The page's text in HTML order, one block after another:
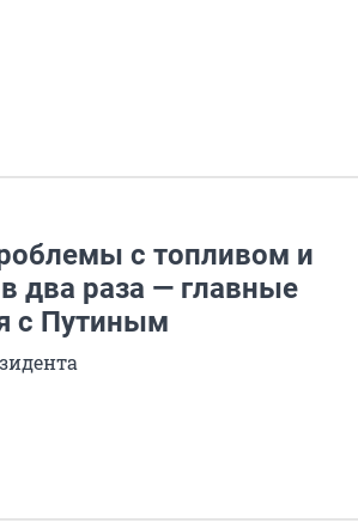
с топливом и
два раза — главные
с Путиным